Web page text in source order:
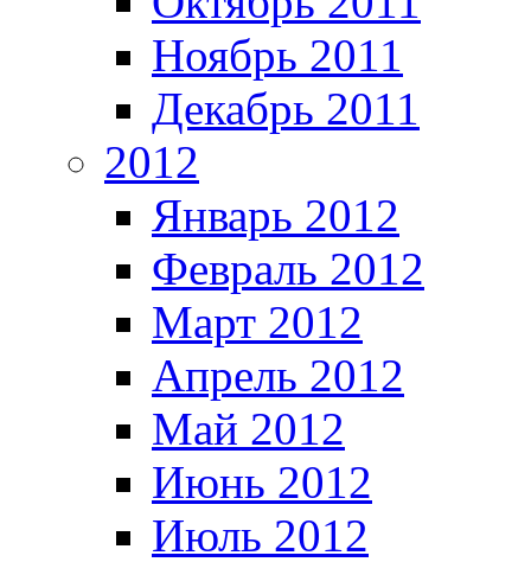
Ноябрь 2011
Декабрь 2011
2012
Январь 2012
Февраль 2012
Март 2012
Апрель 2012
Май 2012
Июнь 2012
Июль 2012